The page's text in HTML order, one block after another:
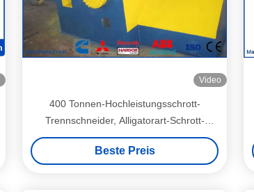
Video
400 Tonnen-Hochleistungsschrott-
Trennschneider, Alligatorart-Schrott-
Werkzeugmaschinen
Beste Preis